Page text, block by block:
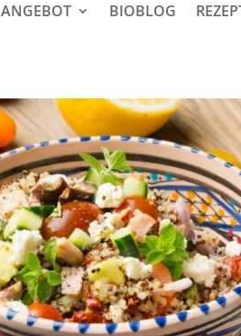
ANGEBOT BIOBLOG